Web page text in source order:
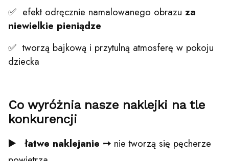
✅ efekt odręcznie namalowanego obrazu za
niewielkie pieniądze
✅ tworzą bajkową i przytulną atmosferę w pokoju
dziecka
Co wyróżnia nasze naklejki na tle
konkurencji
▶️ łatwe naklejanie ➙ nie tworzą się pęcherze